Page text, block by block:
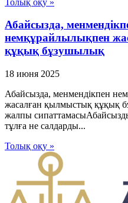
Абайсызда,
немқұрайлылықпен
құқық бұзушылық
18 июня 2025
Абайсызда, менмендікпен
жасалған қылмыстық құқық
жалпы
тұлға не салдарды...
Толық оқу »